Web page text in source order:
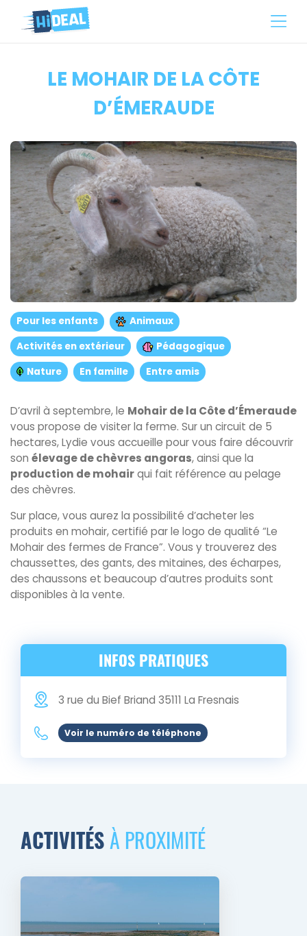
LE MOHAIR DE LA CÔTE
D’ÉMERAUDE
Pour les enfants
Animaux
Activités en extérieur
Pédagogique
Nature
En famille Entre amis
D’avril à septembre, le Mohair de la Côte d’Émeraude
vous propose de visiter la ferme. Sur un circuit de 5
hectares, Lydie vous accueille pour vous faire découvrir
son élevage de chèvres angoras, ainsi que la
production de mohairqui fait référence au pelage
des chèvres.
Sur place, vous aurez la possibilité d’acheter les
produits en mohair, certifié par le logo de qualité “Le
Mohair des fermes de France”. Vous y trouverez des
chaussettes, des gants, des mitaines, des écharpes,
des chaussons et beaucoup d’autres produits sont
disponibles à la vente.
INFOS PRATIQUES
3 rue du Bief Briand 35111 La Fresnais
Voir le numéro de téléphone
ACTIVITÉSÀ PROXIMITÉ